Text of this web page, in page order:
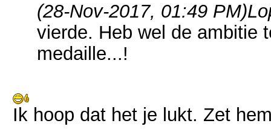
(28-Nov-2017, 01:49 PM)
vierde. Heb wel de ambitie
medaille...!
Ik hoop dat het je lukt. Zet